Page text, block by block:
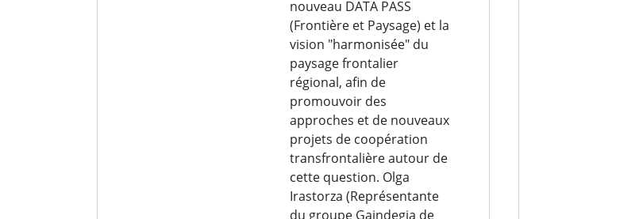
nouveau DATA PASS
(Frontière et Paysage) et la
vision "harmonisée" du
paysage frontalier
régional, afin de
promouvoir des
approches et de nouveaux
projets de coopération
transfrontalière autour de
cette question. Olga
Irastorza (Représentante
du groupe Gaindegia de